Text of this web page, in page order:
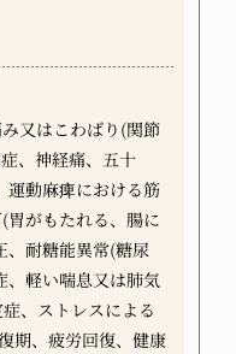
又はこわばり(関節
、神経痛、五十
運動麻痺における筋
胃がもたれる、腸に
、耐糖能異常(糖尿
、軽い喘息又は肺気
、ストレスによる
期、疲労回復、健康